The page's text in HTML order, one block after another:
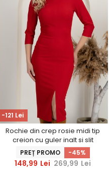
-121 Lei
Rochie din crep rosie midi tip
creion cu guler inalt si slit
frontal - StarShinerS
PREȚ PROMO -45%
148,99 Lei 269,99 Lei